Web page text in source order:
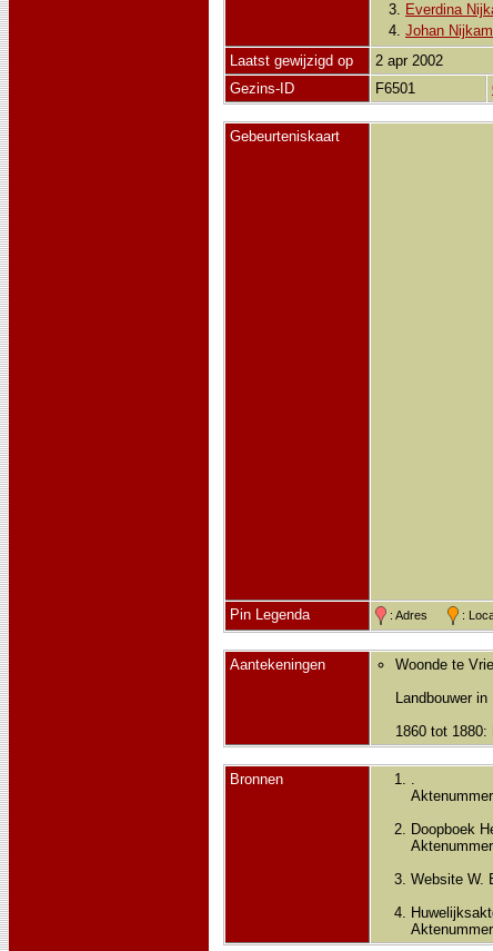
3. Everdina
4. Johan
Laatst gewijzigd op
2 apr 2002
Gezins-ID
F6501
Gebeurteniskaart
Pin Legenda : Adres :
Aantekeningen
Woonde te
Landbouwer
1860 tot
Bronnen
.
Doopboek
Website W.